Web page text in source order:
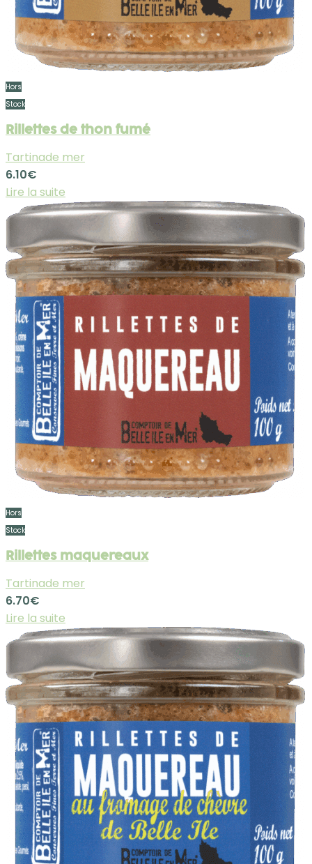
Hors
Stock
Rillettes de thon fumé
Tartinade mer
6.10€
Lire la suite
Hors
Stock
Rillettes maquereaux
Tartinade mer
6.70€
Lire la suite